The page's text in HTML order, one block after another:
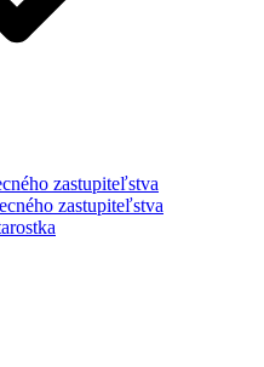
zastupiteľstva
zastupiteľstva